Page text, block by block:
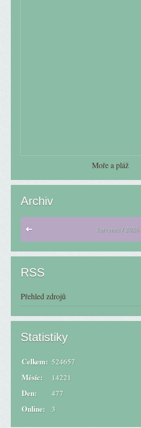
Moře a pláž
Archiv
červenec / 2026
RSS
Přehled zdrojů
Statistiky
Online: 3
Celkem: 524657
Měsíc: 14221
Den: 477